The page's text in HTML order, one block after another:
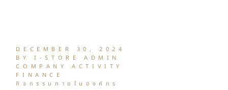
DECEMBER 30, 2024
BY I-STORE ADMIN
COMPANY ACTIVITY
FINANCE
กิจกรรมภายในองค์กร